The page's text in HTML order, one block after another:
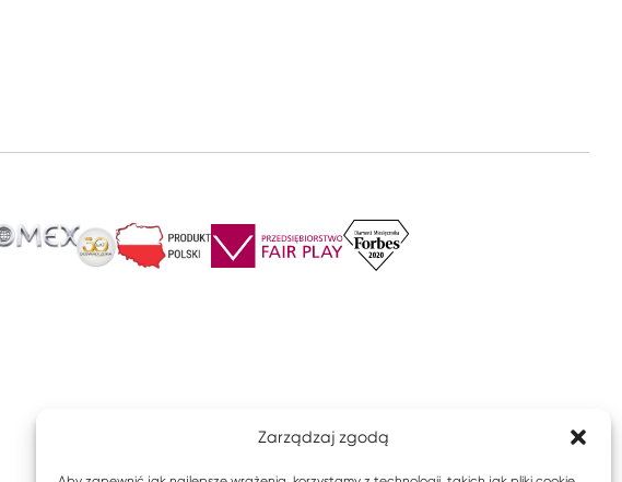
Zarządzaj zgodą